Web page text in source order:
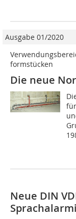
Ausgabe 01/2020
formstücken
Die neue
Neue DIN